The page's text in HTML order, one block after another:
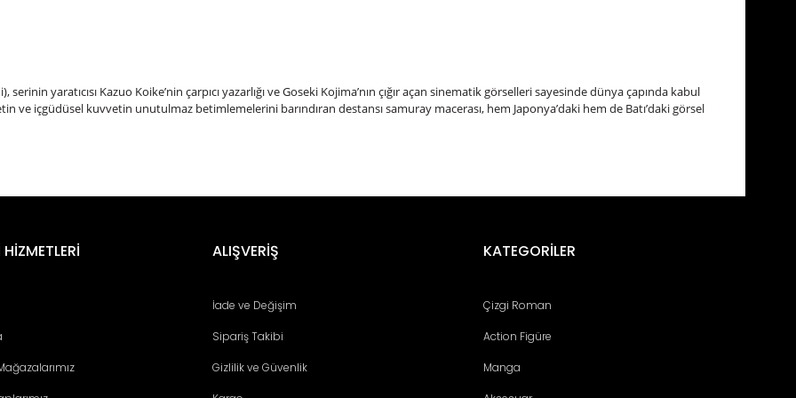
yaratıcısı Kazuo Koike’nin çarpıcı yazarlığı ve Goseki Kojima’nın çığır açan sinematik görselleri sayesinde dünya çapında kabul
ve içgüdüsel kuvvetin unutulmaz betimlemelerini barındıran destansı samuray macerası, hem Japonya’daki hem de Batı’daki görsel
Yorum YazALIŞVERİŞ
İade ve Değişim
Sipariş Takibi
Gizlilik ve Güvenlik
KATEGORİLER
Çizgi Roman
Action Figüre
Manga